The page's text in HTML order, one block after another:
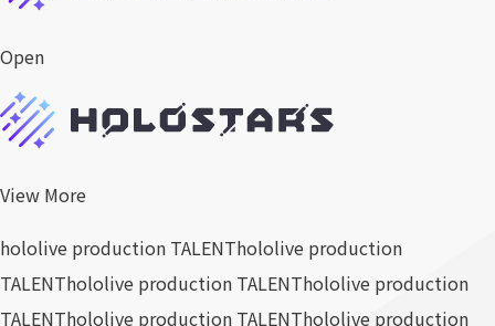
Open
View More
hololive production TALENThololive production
TALENThololive production TALENThololive production
TALENThololive production TALENThololive production